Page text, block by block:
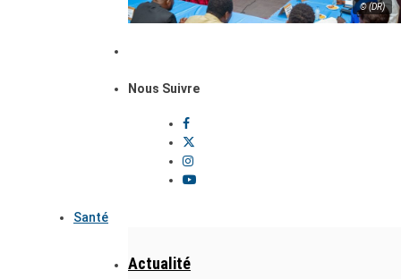
© (DR)
Nous Suivre
Santé
Actualité